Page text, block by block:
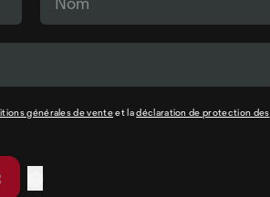
générales de venteet ladéclaration de protection des